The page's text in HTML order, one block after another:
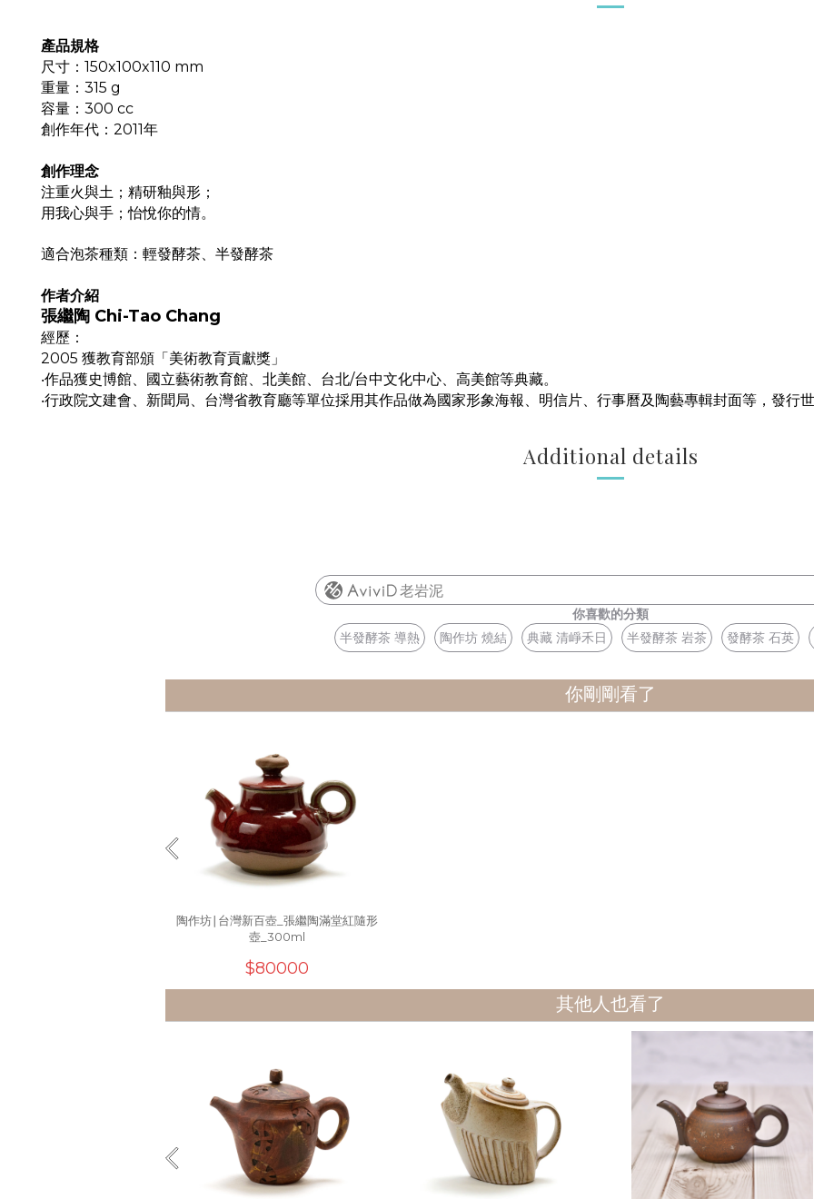
產品規格
尺寸： 150x100x110 mm
重量： 315 g
容量： 300 cc
創作年代： 2011年
創作理念
注重火與土；精研釉與形；
用我心與手；怡悅你的情。
適合泡茶種類：輕發酵茶、半發酵茶
作者介紹
張繼陶 Chi-Tao Chang
經歷：
2005 獲教育部頒「美術教育貢獻獎」
‧作品獲史博館、國立藝術教育館、北美館、台北/台中文化中心、高美館等典藏。
‧行政院文建會、新聞局、台灣省教育廳等單位採用其作品做為國家形象海報、明信片、行事曆及陶藝專輯封面等，發行世
Additional details
老岩泥
你喜歡的分類
半發酵茶 導熱
陶作坊 燒結 典藏 清崢禾日 半發酵茶 岩茶 發酵茶 石英
你剛剛看了
陶作坊∣台灣新百壺_張繼陶滿堂紅隨形
壺_300ml
$80000
其他人也看了